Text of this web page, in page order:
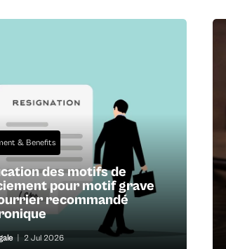
& Benefits
des motifs de
pour motif grave
recommandé
2 Jul 2026